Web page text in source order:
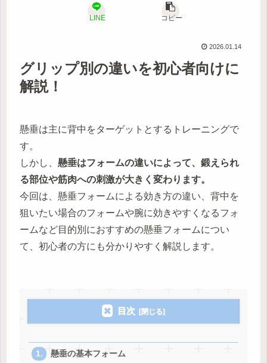
LINE コピー
2026.01.14
グリップ別の違いを初心者向けに
解説！
懸垂は主に背中をターゲットとするトレーニングで
す。
しかし、 懸垂はフォームの違いによって、鍛えられ
る部位や筋肉への刺激が大きく変わります。
今回は、懸垂フォームによる効き方の違い、背中を
狙いたい場合のフォームや腕に効きやすくなるフォ
ームなど目的別におすすめの懸垂フォームについ
て、初心者の方にも分かりやすく解説します。
目次
懸垂の基本フォーム